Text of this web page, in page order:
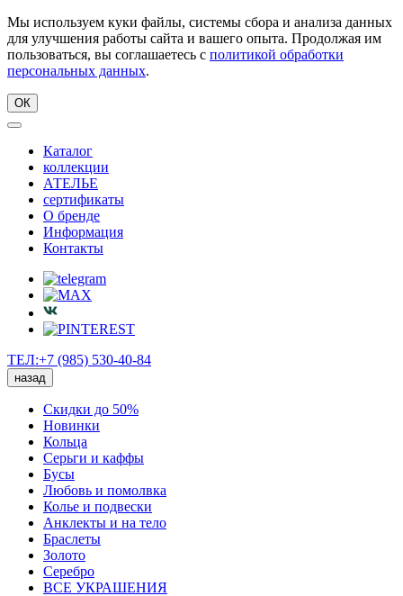
Мы используем куки файлы, системы сбора и анализа данных
для улучшения работы сайта и вашего опыта. Продолжая им
пользоваться, вы соглашаетесь с политикой обработки
персональных данных.
ОК
Каталог
коллекции
АТЕЛЬЕ
сертификаты
О бренде
Информация
Контакты
ТЕЛ:+7 (985) 530-40-84
назад
Скидки до 50%
Новинки
Кольца
Серьги и каффы
Бусы
Любовь и помолвка
Колье и подвески
Анклекты и на тело
Браслеты
Золото
Серебро
ВСЕ УКРАШЕНИЯ